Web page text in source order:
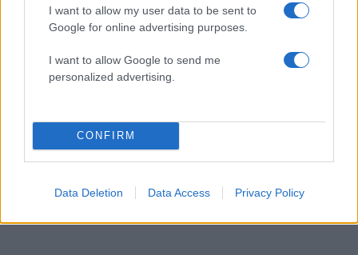
I want to allow my user data to be sent to
Google for online advertising purposes.
I want to allow Google to send me
personalized advertising.
CONFIRM
Data Deletion Data Access Privacy Policy
Newsκαι μάθετε πρώτοι όλα τα νέα.
READ MORE